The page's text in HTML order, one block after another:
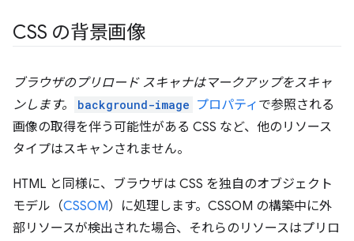
CSS の背景画像
ブラウザのプリロード スキャナはマークアップをスキャ
ンします。
background-image プロパティ で参照される
画像の取得を伴う可能性がある CSS など、他のリソース
タイプはスキャンされません。
HTML と同様に、ブラウザは CSS を独自のオブジェクト
モデル（CSSOM）に処理します。CSSOM の構築中に外
部リソースが検出された場合、それらのリソースはプリロ